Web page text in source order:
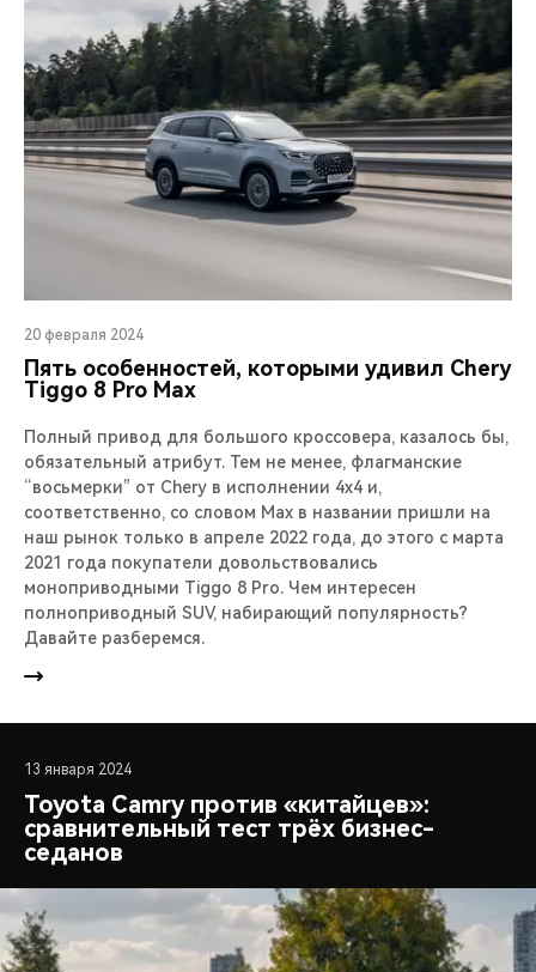
20 февраля 2024
Пять особенностей, которыми удивил Chery
Tiggo 8 Pro Max
Полный привод для большого кроссовера, казалось бы,
обязательный атрибут. Тем не менее, флагманские
“восьмерки” от Chery в исполнении 4х4 и,
соответственно, со словом Max в названии пришли на
наш рынок только в апреле 2022 года, до этого с марта
2021 года покупатели довольствовались
моноприводными Tiggo 8 Pro. Чем интересен
полноприводный SUV, набирающий популярность?
Давайте разберемся.
13 января 2024
Toyota Camry против «китайцев»:
сравнительный тест трёх бизнес-
седанов